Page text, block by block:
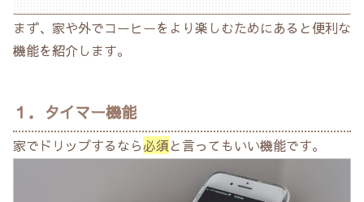
まず、家や外でコーヒーをより楽しむためにあると便利な
機能を紹介します。
１．タイマー機能
家でドリップするなら必須と言ってもいい機能です。